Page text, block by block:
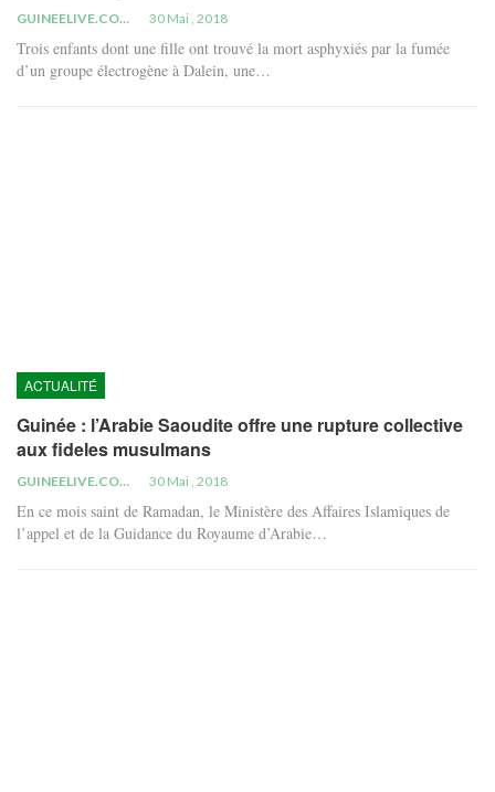
GUINEELIVE.COM 30 Mai , 2018
Trois enfants dont une fille ont trouvé la mort asphyxiés par la fumée
d’un groupe électrogène à Dalein, une…
ACTUALITÉ
Guinée : l’Arabie Saoudite offre une rupture collective
aux fideles musulmans
GUINEELIVE.COM 30 Mai , 2018
En ce mois saint de Ramadan, le Ministère des Affaires Islamiques de
l’appel et de la Guidance du Royaume d’Arabie…